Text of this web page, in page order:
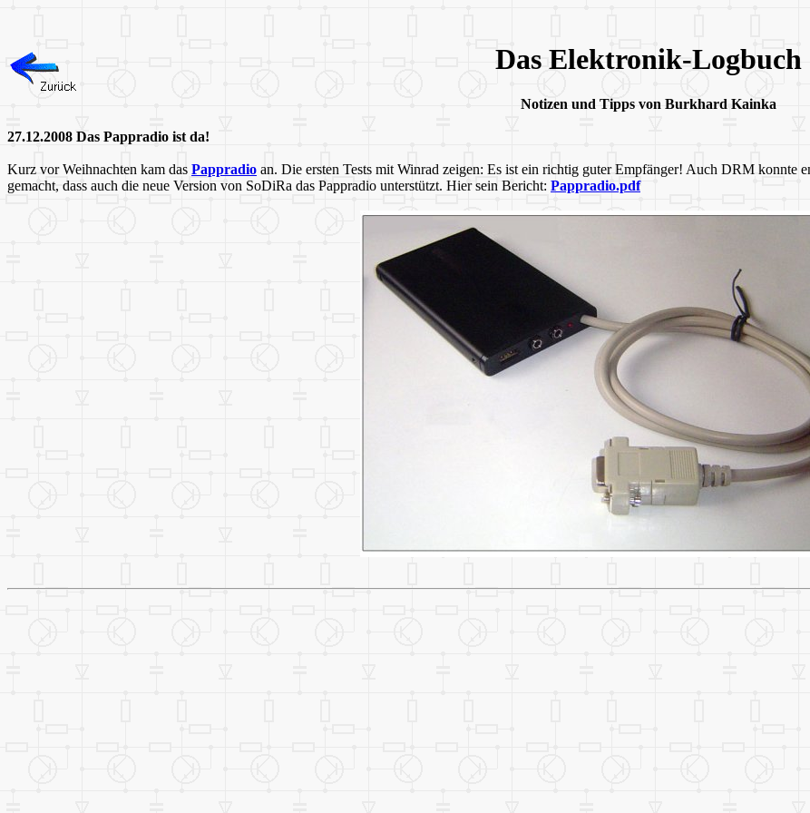
Das Elektronik-Logbuch
Notizen und Tipps von Burkhard Kainka
27.12.2008 Das Pappradio ist da!
Kurz vor Weihnachten kam das Pappradio an. Die ersten Tests mit Winrad zeigen: Es ist ein richtig guter Empfänger! Auch DRM konnte
gemacht, dass auch die neue Version von SoDiRa das Pappradio unterstützt. Hier sein Bericht: Pappradio.pdf